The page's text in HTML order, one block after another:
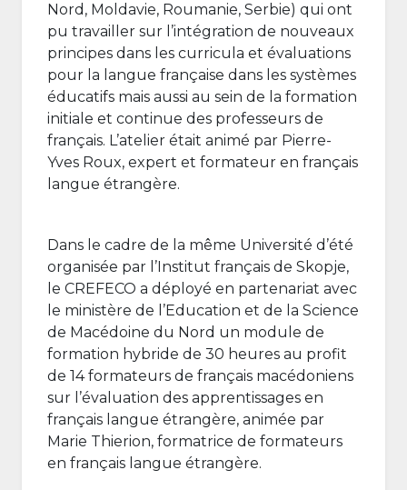
Nord, Moldavie, Roumanie, Serbie) qui ont
pu travailler sur l’intégration de nouveaux
principes dans les curricula et évaluations
pour la langue française dans les systèmes
éducatifs mais aussi au sein de la formation
initiale et continue des professeurs de
français. L’atelier était animé par Pierre-
Yves Roux, expert et formateur en français
langue étrangère.
Dans le cadre de la même Université d’été
organisée par l’Institut français de Skopje,
le CREFECO a déployé en partenariat avec
le ministère de l’Education et de la Science
de Macédoine du Nord un module de
formation hybride de 30 heures au profit
de 14 formateurs de français macédoniens
sur l’évaluation des apprentissages en
français langue étrangère, animée par
Marie Thierion, formatrice de formateurs
en français langue étrangère.